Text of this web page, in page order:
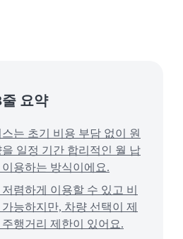
요약
는 초기 비용 부담 없이 원
일정 기간 합리적인 월 납
용하는 방식이에요.
렴하게 이용할 수 있고 비
능하지만, 차량 선택이 제
행거리 제한이 있어요.